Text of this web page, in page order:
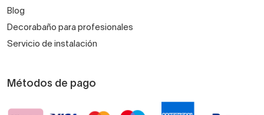
Blog
Decorabaño para profesionales
Servicio de instalación
Métodos de pago